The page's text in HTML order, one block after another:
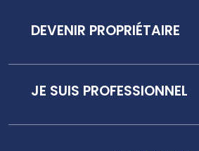
DEVENIR PROPRIÉTAIRE
JE SUIS PROFESSIONNEL